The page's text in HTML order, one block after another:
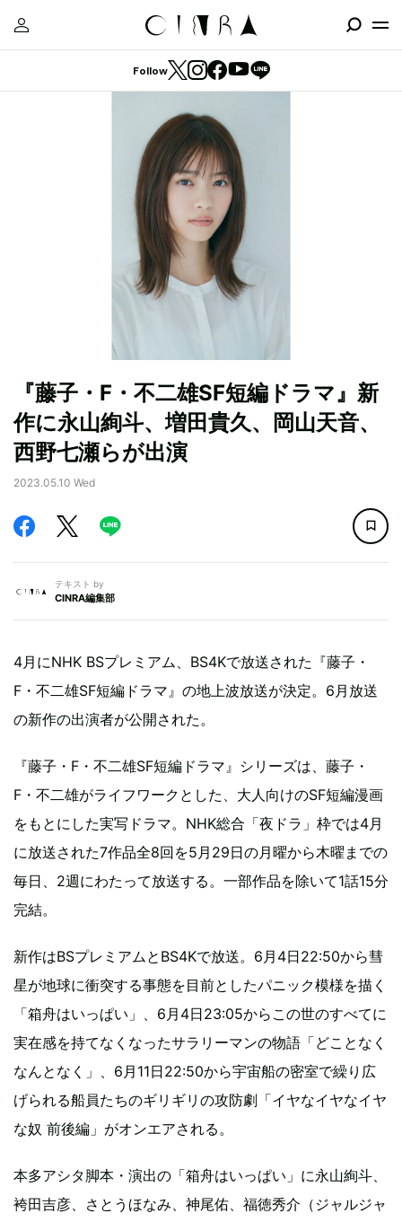
Follow
『藤子・F・不二雄SF短編ドラマ』新
作に永山絢斗、増田貴久、岡山天音、
西野七瀬らが出演
2023.05.10 Wed
テキスト by
CINRA編集部
4月にNHK BSプレミアム、BS4Kで放送された『藤子・
F・不二雄SF短編ドラマ』の地上波放送が決定。6月放送
の新作の出演者が公開された。
『藤子・F・不二雄SF短編ドラマ』シリーズは、藤子・
F・不二雄がライフワークとした、大人向けのSF短編漫画
をもとにした実写ドラマ。NHK総合「夜ドラ」枠では4月
に放送された7作品全8回を5月29日の月曜から木曜までの
毎日、2週にわたって放送する。一部作品を除いて1話15分
完結。
新作はBSプレミアムとBS4Kで放送。6月4日22:50から彗
星が地球に衝突する事態を目前としたパニック模様を描く
「箱舟はいっぱい」、6月4日23:05からこの世のすべてに
実在感を持てなくなったサラリーマンの物語「どことなく
なんとなく」、6月11日22:50から宇宙船の密室で繰り広
げられる船員たちのギリギリの攻防劇「イヤなイヤなイヤ
な奴 前後編」がオンエアされる。
本多アシタ脚本・演出の「箱舟はいっぱい」に永山絢斗、
袴田吉彦、さとうほなみ、神尾佑、福徳秀介（ジャルジャ